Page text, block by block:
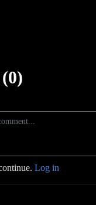
Log in